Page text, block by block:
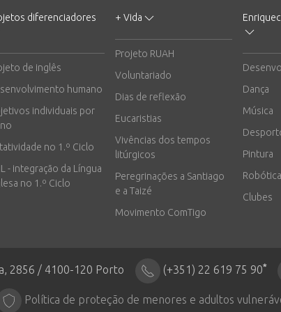
diferenciadores
de inglês
humano
individuais por
no 1.º Ciclo
- integração da Língua
no 1.º Ciclo
+ Vida
Projeto RUAH
Voluntariado
Dias de reflexão
Eucaristias
Vivências dos tempos
litúrgicos
Peregrinações a Santiago
e a Taizé
Movimento ComTigo
Dança
Música
Pintura
Robótica
Clubes
2856 / 4100-120 Porto (+351) 22 619 75 90*
Política de proteção de menores e adultos